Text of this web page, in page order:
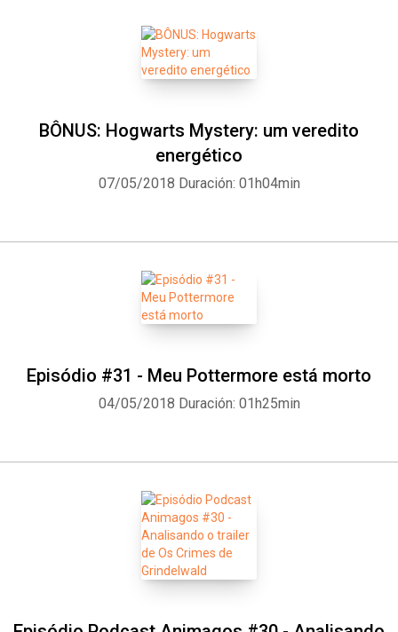
BÔNUS: Hogwarts Mystery: um veredito
energético
07/05/2018 Duración: 01h04min
Episódio #31 - Meu Pottermore está morto
04/05/2018 Duración: 01h25min
Whatsapp Facebook Twitter E-mail